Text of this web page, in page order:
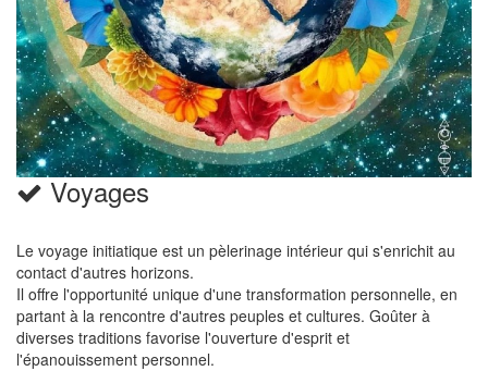
Voyages
Le voyage initiatique est un pèlerinage intérieur qui s'enrichit au
contact d'autres horizons.
Il offre l'opportunité unique d'une transformation personnelle, en
partant à la rencontre d'autres peuples et cultures. Goûter à
diverses traditions favorise l'ouverture d'esprit et
l'épanouissement personnel.